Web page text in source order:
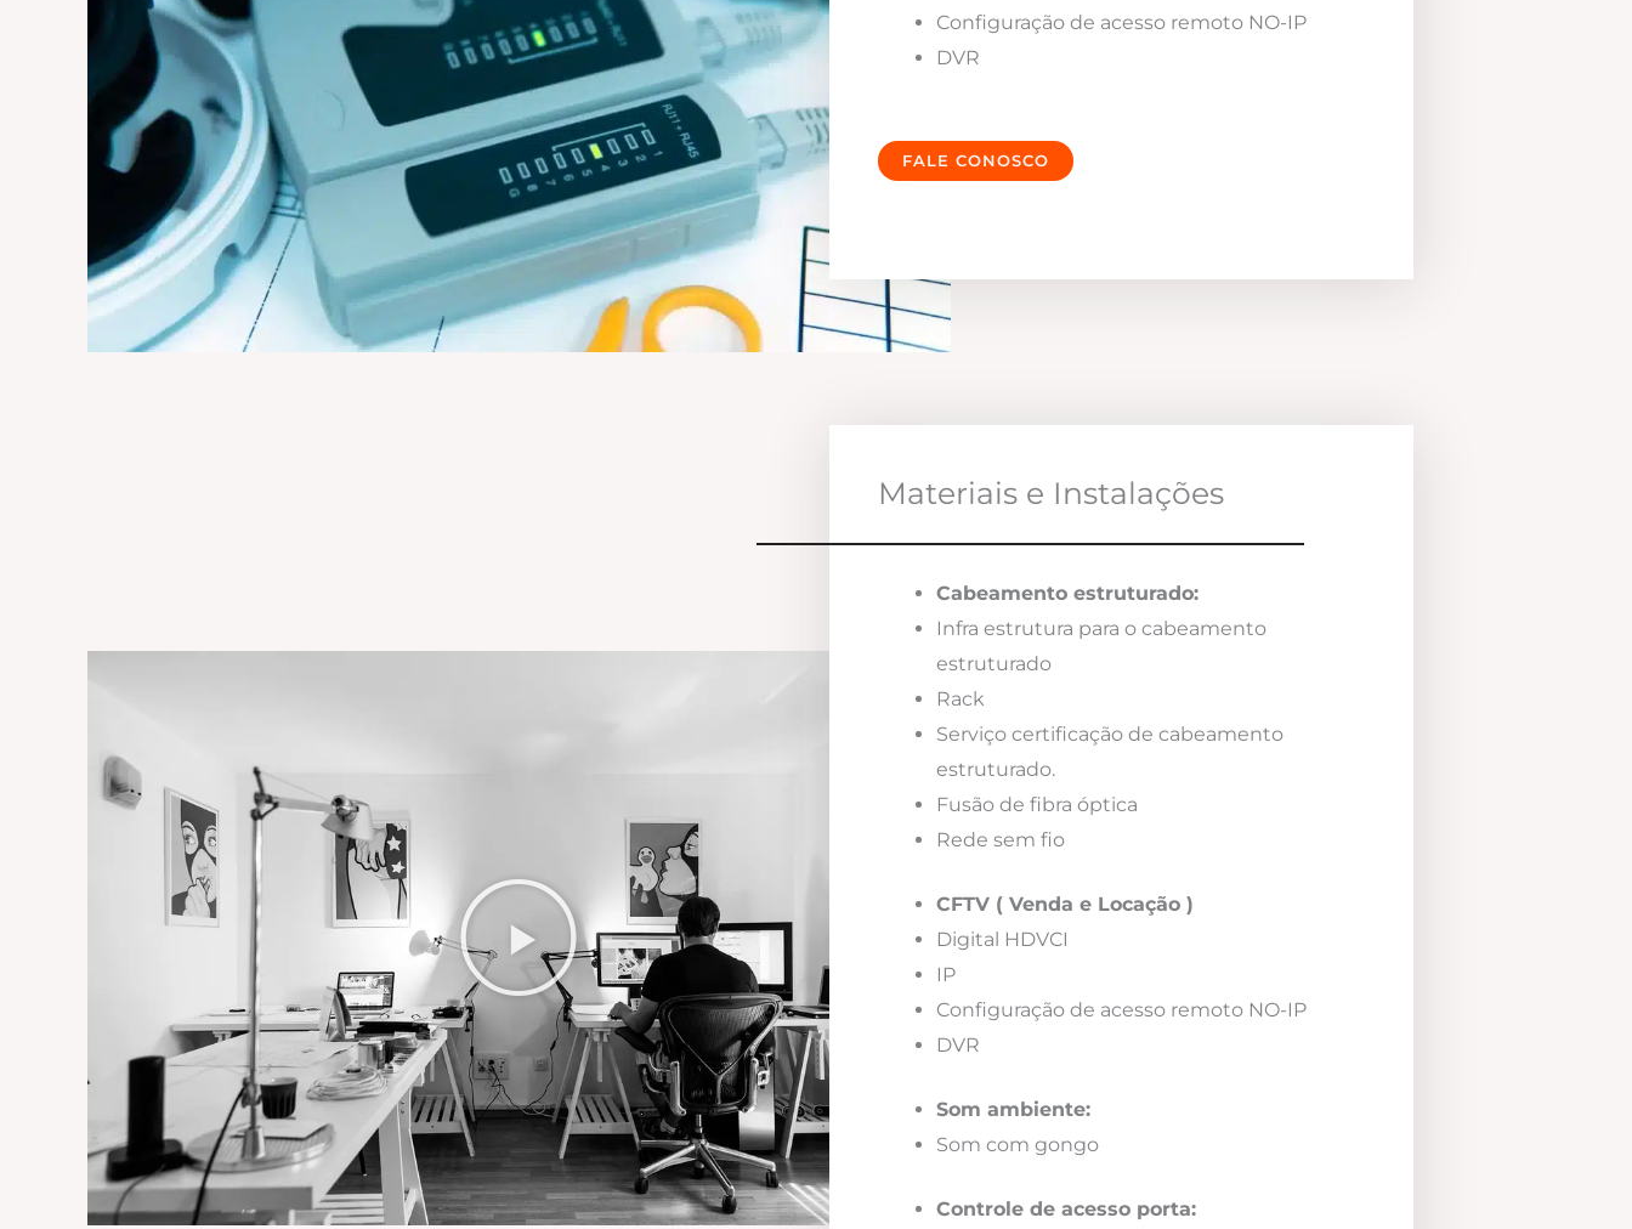
Configuração de acesso remoto NO-IP
DVR
FALE CONOSCO
Materiais e Instalações
Cabeamento estruturado:
Infra estrutura para o cabeamento
estruturado
Rack
Serviço certificação de cabeamento
estruturado.
Fusão de fibra óptica
Rede sem fio
CFTV ( Venda e Locação )
Digital HDVCI
IP
Configuração de acesso remoto NO-IP
DVR
Som ambiente:
Som com gongo
Controle de acesso porta: